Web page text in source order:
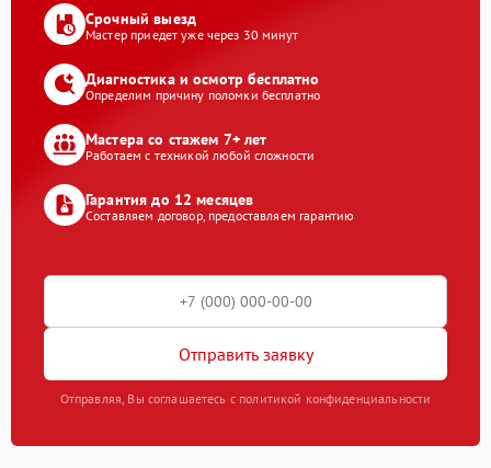
Срочный выезд
Мастер приедет уже через 30 минут
Диагностика и осмотр бесплатно
Определим причину поломки бесплатно
Мастера со стажем 7+ лет
Работаем с техникой любой сложности
Гарантия до 12 месяцев
Составляем договор, предоставляем гарантию
Отправить заявку
Отправляя, Вы соглашаетесь с политикой конфиденциальности